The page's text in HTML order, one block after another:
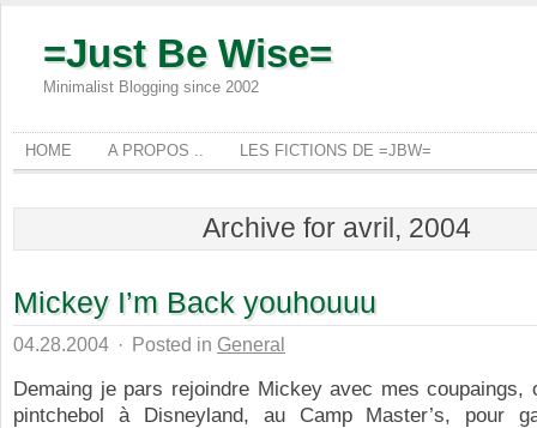
=Just Be Wise=
Minimalist Blogging since 2002
HOME A PROPOS .. LES FICTIONS DE =JBW=
Archive for avril, 2004
Mickey I’m Back youhouuu
04.28.2004 · Posted in General
Demaing je pars rejoindre Mickey avec mes coupaings,
pintchebol à Disneyland, au Camp Master’s, pour